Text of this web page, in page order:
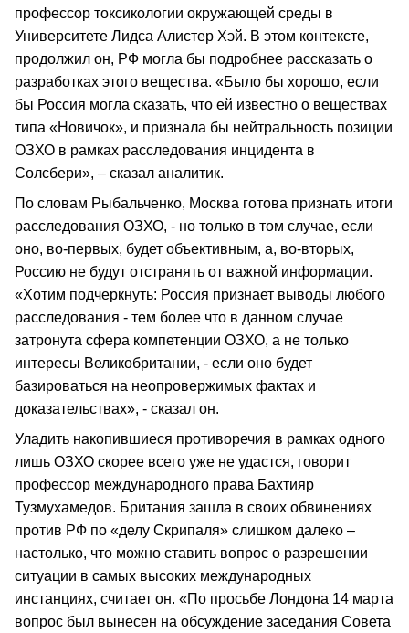
профессор токсикологии окружающей среды в
Университете Лидса Алистер Хэй. В этом контексте,
продолжил он, РФ могла бы подробнее рассказать о
разработках этого вещества. «Было бы хорошо, если
бы Россия могла сказать, что ей известно о веществах
типа «Новичок», и признала бы нейтральность позиции
ОЗХО в рамках расследования инцидента в
Солсбери», – сказал аналитик.
По словам Рыбальченко, Москва готова признать итоги
расследования ОЗХО, - но только в том случае, если
оно, во-первых, будет объективным, а, во-вторых,
Россию не будут отстранять от важной информации.
«Хотим подчеркнуть: Россия признает выводы любого
расследования - тем более что в данном случае
затронута сфера компетенции ОЗХО, а не только
интересы Великобритании, - если оно будет
базироваться на неопровержимых фактах и
доказательствах», - сказал он.
Уладить накопившиеся противоречия в рамках одного
лишь ОЗХО скорее всего уже не удастся, говорит
профессор международного права Бахтияр
Тузмухамедов. Британия зашла в своих обвинениях
против РФ по «делу Скрипаля» слишком далеко –
настолько, что можно ставить вопрос о разрешении
ситуации в самых высоких международных
инстанциях, считает он. «По просьбе Лондона 14 марта
вопрос был вынесен на обсуждение заседания Совета